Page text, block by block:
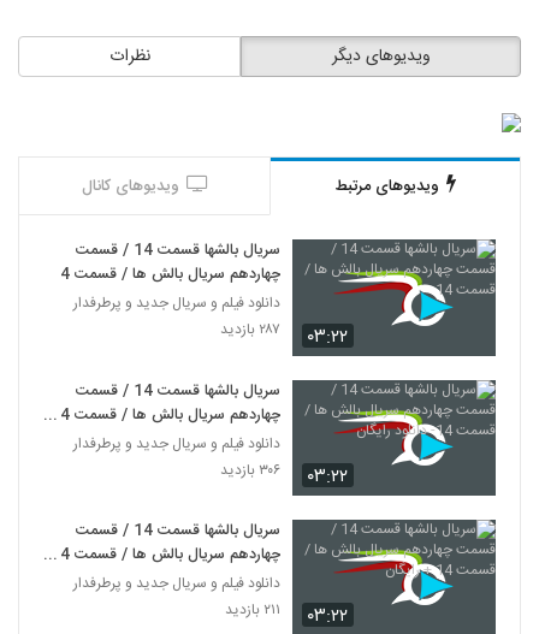
نظرات ویدیوهای دیگر
ویدیوهای مرتبط ویدیوهای کانال
۰۳:۲۲
سریال بالشها قسمت 14 / قسمت
چهاردهم سریال بالش ها / قسمت 14
دانلود فیلم و سریال جدید و پرطرفدار
۲۸۷ بازدید
۰۳:۲۲
سریال بالشها قسمت 14 / قسمت
چهاردهم سریال بالش ها / قسمت 14-
دانلود رایگان
دانلود فیلم و سریال جدید و پرطرفدار
۳۰۶ بازدید
۰۳:۲۲
سریال بالشها قسمت 14 / قسمت
چهاردهم سریال بالش ها / قسمت 14
+ رایگان
دانلود فیلم و سریال جدید و پرطرفدار
۲۱۱ بازدید